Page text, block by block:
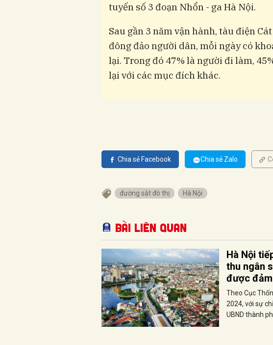
tuyến số 3 đoạn Nhổn - ga Hà Nội.
Sau gần 3 năm vận hành, tàu điện
đông đảo người dân, mỗi ngày có
lại. Trong đó 47% là người đi làm,
lại với các mục đích khác.
Chia sẻ Facebook Chia sẻ Zalo
đường sắt đô thị Hà Nội
Bài liên quan
Hà Nội
thu ngân
được
Theo Cục
2024, với sự
UBND thành